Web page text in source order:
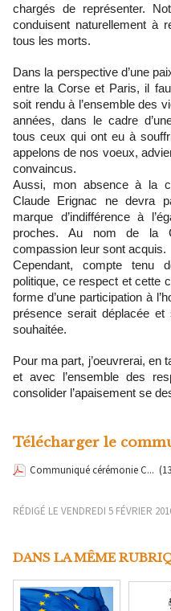
chargés de représenter.
conduisent naturellement à
tous les morts.
Dans la perspective d’une
entre la Corse et Paris, il
soit rendu à l’ensemble des
années, dans le cadre
tous ceux qui ont eu à
appelons de nos voeux,
convaincus.
Aussi, mon absence à la
Claude Erignac ne devra
marque d’indifférence à
proches. Au nom de la
compassion leur sont acquis.
Cependant, compte tenu
politique, ce respect et cette
forme d’une participation à
présence serait déplacée et
souhaitée.
Pour ma part, j’oeuvrerai, en
et avec l’ensemble des
consolider l’apaisement se
Télécharger le
Communiqué cérémonie C...
RÉDIGÉ LE VENDREDI 5 FÉVRIER
DANS LA MÊME